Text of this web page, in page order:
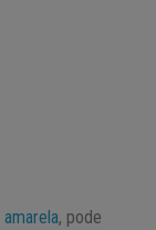
amarela, pode